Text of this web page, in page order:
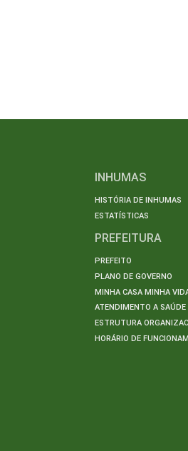
INHUMAS
HISTÓRIA DE INHUMAS
ESTATÍSTICAS
PREFEITURA
PREFEITO
PLANO DE GOVERNO
MINHA CASA MINHA
ATENDIMENTO A SAÚDE
ESTRUTURA
HORÁRIO DE